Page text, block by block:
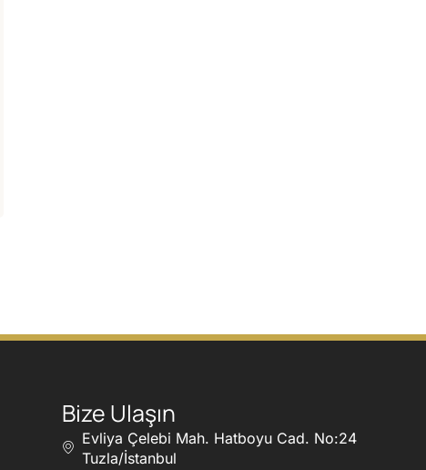
Bize Ulaşın
Evliya Çelebi Mah. Hatboyu Cad. No:24
Tuzla/İstanbul